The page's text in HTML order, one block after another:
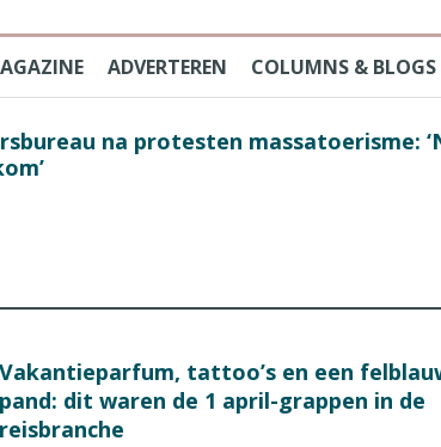
ADVERTEREN COLUMNS & BLOGS
na protesten massatoerisme:
Vakantieparfum, tattoo’s en een
pand: dit waren de 1 april-grappen in de
reisbranche